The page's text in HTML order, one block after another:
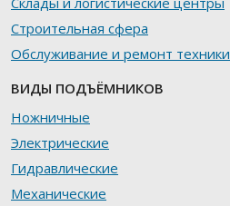
Строительная сфера
Обслуживание и ремонт техники
ВИДЫ ПОДЪЁМНИКОВ
Ножничные
Электрические
Гидравлические
Механические